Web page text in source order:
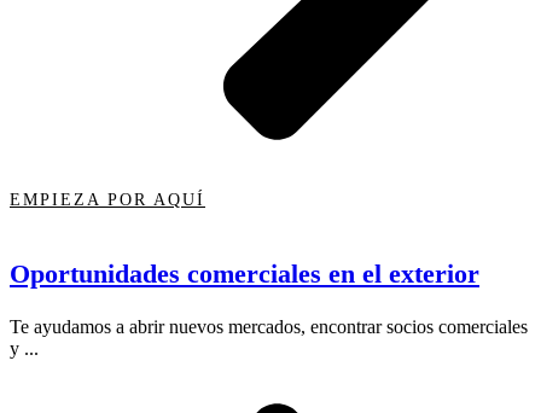
EMPIEZA POR AQUÍ
Oportunidades comerciales en el exterior
Te ayudamos a abrir nuevos mercados, encontrar socios comerciales
y ...